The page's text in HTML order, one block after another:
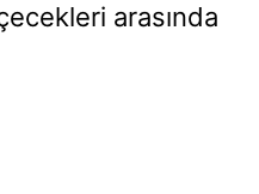
arasında